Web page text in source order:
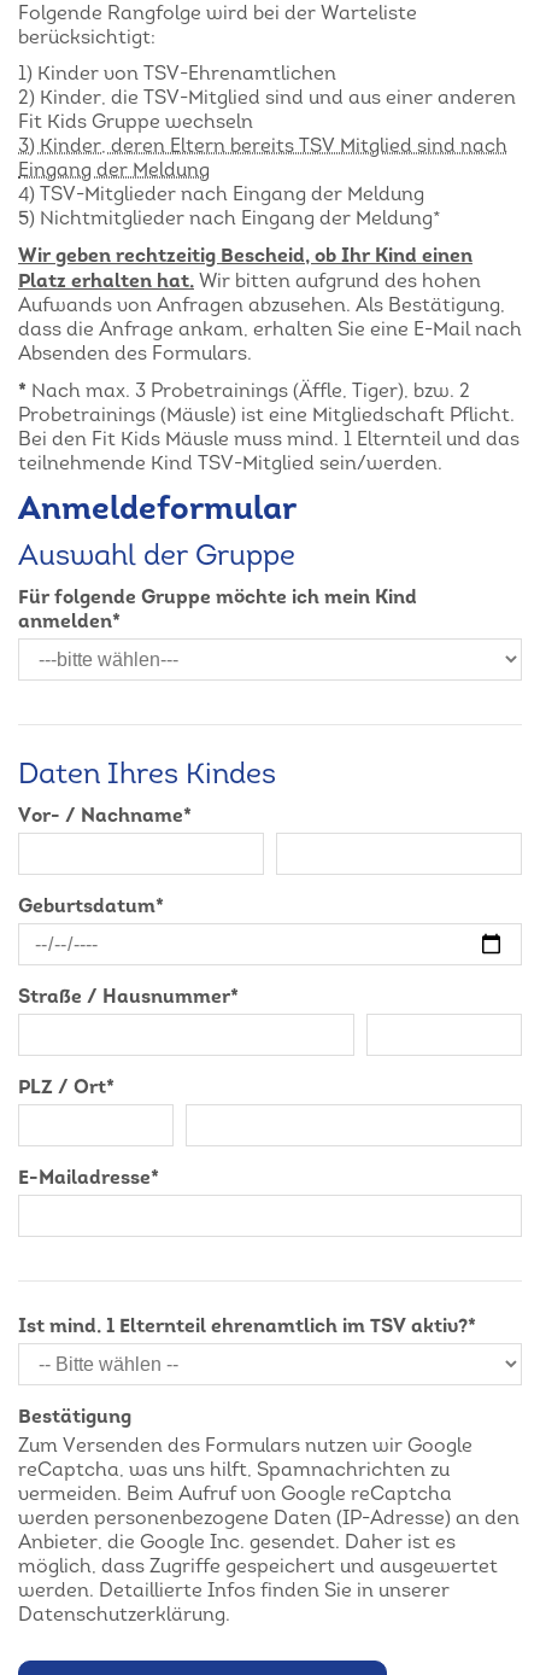
Folgende Rangfolge wird bei der Warteliste
berücksichtigt:
1) Kinder von TSV-Ehrenamtlichen
2) Kinder, die TSV-Mitglied sind und aus einer anderen
Fit Kids Gruppe wechseln
3) Kinder, deren Eltern bereits TSV Mitglied sind nach
Eingang der Meldung
4) TSV-Mitglieder nach Eingang der Meldung
5) Nichtmitglieder nach Eingang der Meldung*
Wir geben rechtzeitig Bescheid, ob Ihr Kind einen
Platz erhalten hat. Wir bitten aufgrund des hohen
Aufwands von Anfragen abzusehen. Als Bestätigung,
dass die Anfrage ankam, erhalten Sie eine E-Mail nach
Absenden des Formulars.
* Nach max. 3 Probetrainings (Äffle, Tiger), bzw. 2
Probetrainings (Mäusle) ist eine Mitgliedschaft Pflicht.
Bei den Fit Kids Mäusle muss mind. 1 Elternteil und das
teilnehmende Kind TSV-Mitglied sein/werden.
Anmeldeformular
Auswahl der Gruppe
Für folgende Gruppe möchte ich mein Kind
anmelden*
Daten Ihres Kindes
Vor- / Nachname*
Geburtsdatum*
Straße / Hausnummer*
PLZ / Ort*
E-Mailadresse*
Ist mind. 1 Elternteil ehrenamtlich im TSV aktiv?*
Bestätigung
Zum Versenden des Formulars nutzen wir Google
reCaptcha, was uns hilft, Spamnachrichten zu
vermeiden. Beim Aufruf von Google reCaptcha
werden personenbezogene Daten (IP-Adresse) an den
Anbieter, die Google Inc. gesendet. Daher ist es
möglich, dass Zugriffe gespeichert und ausgewertet
werden. Detaillierte Infos finden Sie in unserer
Datenschutzerklärung.